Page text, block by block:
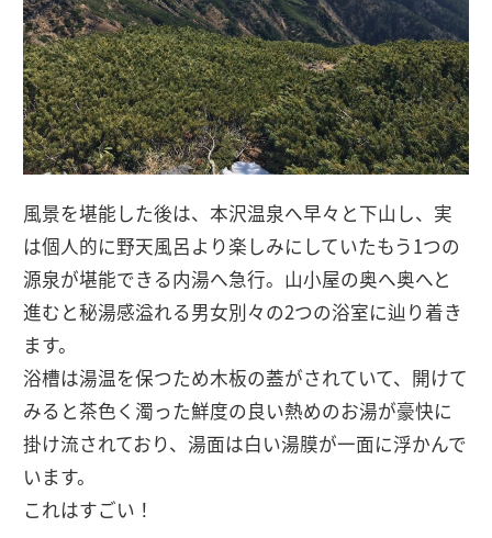
風景を堪能した後は、本沢温泉へ早々と下山し、実
は個人的に野天風呂より楽しみにしていたもう1つの
源泉が堪能できる内湯へ急行。山小屋の奥へ奥へと
進むと秘湯感溢れる男女別々の2つの浴室に辿り着き
ます。
浴槽は湯温を保つため木板の蓋がされていて、開けて
みると茶色く濁った鮮度の良い熱めのお湯が豪快に
掛け流されており、湯面は白い湯膜が一面に浮かんで
います。
これはすごい！